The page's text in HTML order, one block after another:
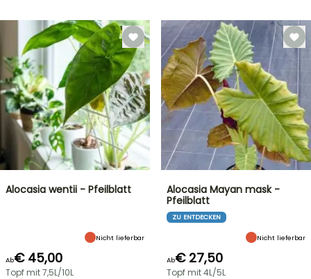
Alocasia wentii - Pfeilblatt
Nicht lieferbar
Ab€ 45,00
Topf mit 7,5L/10L
Alocasia Mayan mask -
Pfeilblatt
ZU ENTDECKEN
Nicht lieferbar
Ab€ 27,50
Topf mit 4L/5L